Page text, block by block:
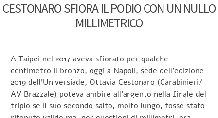
CESTONARO SFIORA IL PODIO CON UN NULLO
MILLIMETRICO
A Taipei nel 2017 aveva sfiorato per qualche
centimetro il bronzo, oggi a Napoli, sede dell’edizione
2019 dell’Universiade, Ottavia Cestonaro (Carabinieri/
AV Brazzale) poteva ambire all’argento nella finale del
triplo se il suo secondo salto, molto lungo, fosse stato